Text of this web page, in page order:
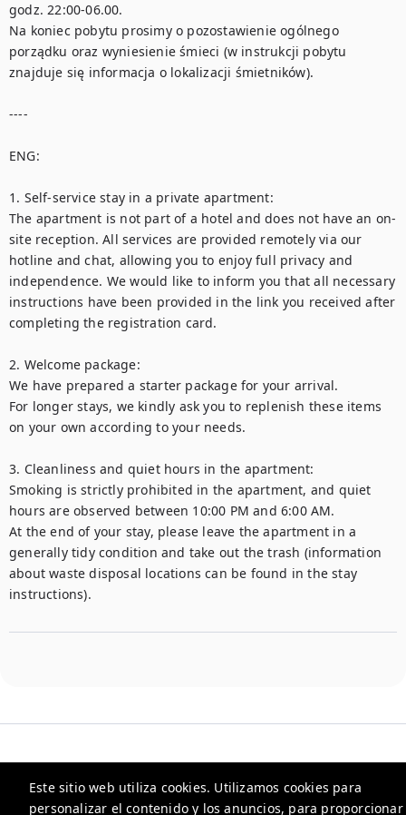
Este sitio web utiliza cookies. Utilizamos cookies para
personalizar el contenido y los anuncios, para proporcionar
godz. 22:00-06.00.
Na koniec pobytu prosimy o pozostawienie ogólnego
porządku oraz wyniesienie śmieci (w instrukcji pobytu
znajduje się informacja o lokalizacji śmietników).
----
ENG:
1. Self-service stay in a private apartment:
The apartment is not part of a hotel and does not have an on-
site reception. All services are provided remotely via our
hotline and chat, allowing you to enjoy full privacy and
independence. We would like to inform you that all necessary
instructions have been provided in the link you received after
completing the registration card.
2. Welcome package:
We have prepared a starter package for your arrival.
For longer stays, we kindly ask you to replenish these items
on your own according to your needs.
3. Cleanliness and quiet hours in the apartment:
Smoking is strictly prohibited in the apartment, and quiet
hours are observed between 10:00 PM and 6:00 AM.
At the end of your stay, please leave the apartment in a
generally tidy condition and take out the trash (information
about waste disposal locations can be found in the stay
instructions).